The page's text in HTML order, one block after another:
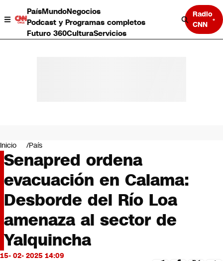
PaísMundoNegocios
Podcast y Programas completos
Futuro 360CulturaServicios
Radio
CNN
Negocios
Deportes
Programas completos
Cultura
Servicios
Bits
CNN tiempo
Futuro 360
Opinión
Inicio País
Senapred ordena
evacuación en Calama:
Desborde del Río Loa
amenaza al sector de
Yalquincha
15- 02- 2025 14:09